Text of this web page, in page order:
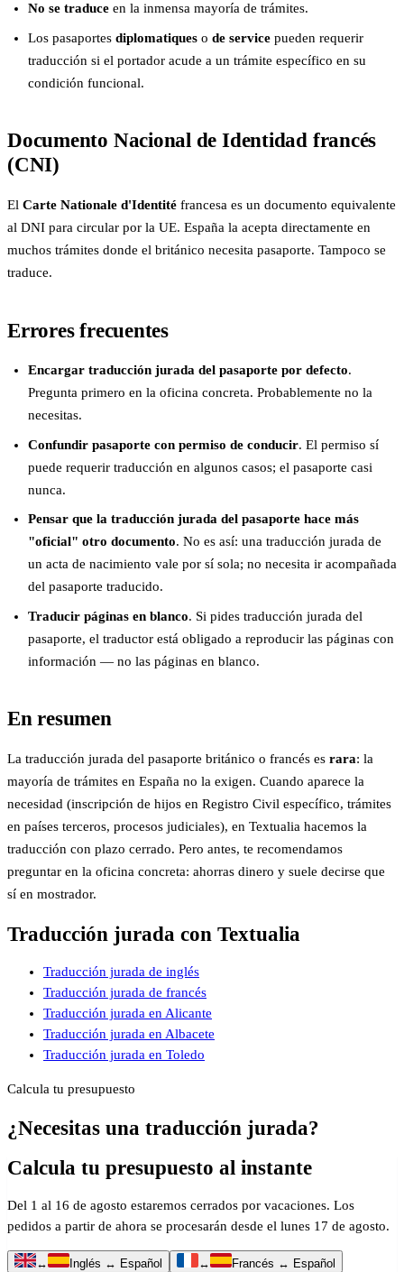
No se traduceen la inmensa mayoría de trámites.
Los pasaportes diplomatiqueso de servicepueden requerir
traducción si el portador acude a un trámite específico en su
condición funcional.
Documento Nacional de Identidad francés
(CNI)
El Carte Nationale d'Identité francesa es un documento equivalente
al DNI para circular por la UE. España la acepta directamente en
muchos trámites donde el británico necesita pasaporte. Tampoco se
traduce.
Errores frecuentes
Encargar traducción jurada del pasaporte por defecto.
Pregunta primero en la oficina concreta. Probablemente no la
necesitas.
Confundir pasaporte con permiso de conducir. El permiso sí
puede requerir traducción en algunos casos; el pasaporte casi
nunca.
Pensar que la traducción jurada del pasaporte hace más
"oficial" otro documento. No es así: una traducción jurada de
un acta de nacimiento vale por sí sola; no necesita ir acompañada
del pasaporte traducido.
Traducir páginas en blanco. Si pides traducción jurada del
pasaporte, el traductor está obligado a reproducir las páginas con
información — no las páginas en blanco.
En resumen
La traducción jurada del pasaporte británico o francés es rara: la
mayoría de trámites en España no la exigen. Cuando aparece la
necesidad (inscripción de hijos en Registro Civil específico, trámites
en países terceros, procesos judiciales), en Textualia hacemos la
traducción con plazo cerrado. Pero antes, te recomendamos
preguntar en la oficina concreta: ahorras dinero y suele decirse que
sí en mostrador.
Traducción jurada con Textualia
Traducción jurada de inglés
Traducción jurada de francés
Traducción jurada en Alicante
Traducción jurada en Albacete
Traducción jurada en Toledo
Calcula tu presupuesto
¿Necesitas una traducción jurada?
Calcula tu presupuesto al instante
Del 1 al 16 de agosto estaremos cerrados por vacaciones. Los
pedidos a partir de ahora se procesarán desde el lunes 17 de agosto.
↔ Inglés ↔ Español ↔
Francés ↔ Español